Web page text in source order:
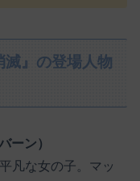
滅』の登場人物
ーン）
凡な女の子。マッ